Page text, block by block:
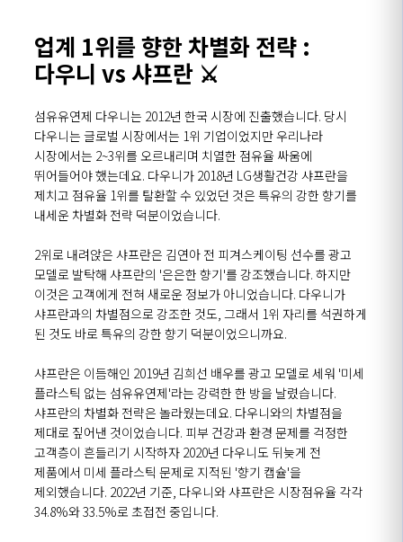
업계 1위를 향한 차별화 전략 :
다우니 vs 샤프란 ⚔️
섬유유연제 다우니는 2012년 한국 시장에 진출했습니다. 당시
다우니는 글로벌 시장에서는 1위 기업이었지만 우리나라
시장에서는 2~3위를 오르내리며 치열한 점유율 싸움에
뛰어들어야 했는데요. 다우니가 2018년 LG생활건강 샤프란을
제치고 점유율 1위를 탈환할 수 있었던 것은 특유의 강한 향기를
내세운 차별화 전략 덕분이었습니다.
2위로 내려앉은 샤프란은 김연아 전 피겨스케이팅 선수를 광고
모델로 발탁해 샤프란의 '은은한 향기'를 강조했습니다. 하지만
이것은 고객에게 전혀 새로운 정보가 아니었습니다. 다우니가
샤프란과의 차별점으로 강조한 것도, 그래서 1위 자리를 석권하게
된 것도 바로 특유의 강한 향기 덕분이었으니까요.
샤프란은 이듬해인 2019년 김희선 배우를 광고 모델로 세워 '미세
플라스틱 없는 섬유유연제'라는 강력한 한 방을 날렸습니다.
샤프란의 차별화 전략은 놀라웠는데요. 다우니와의 차별점을
제대로 짚어낸 것이었습니다. 피부 건강과 환경 문제를 걱정한
고객층이 흔들리기 시작하자 2020년 다우니도 뒤늦게 전
제품에서 미세 플라스틱 문제로 지적된 '향기 캡슐'을
제외했습니다. 2022년 기준, 다우니와 샤프란은 시장점유율 각각
34.8%와 33.5%로 초접전 중입니다.